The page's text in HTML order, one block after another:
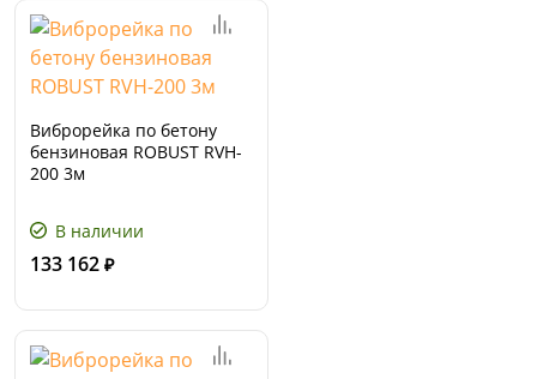
Виброрейка по бетону
бензиновая ROBUST RVH-
200 3м
В наличии
133 162 ₽